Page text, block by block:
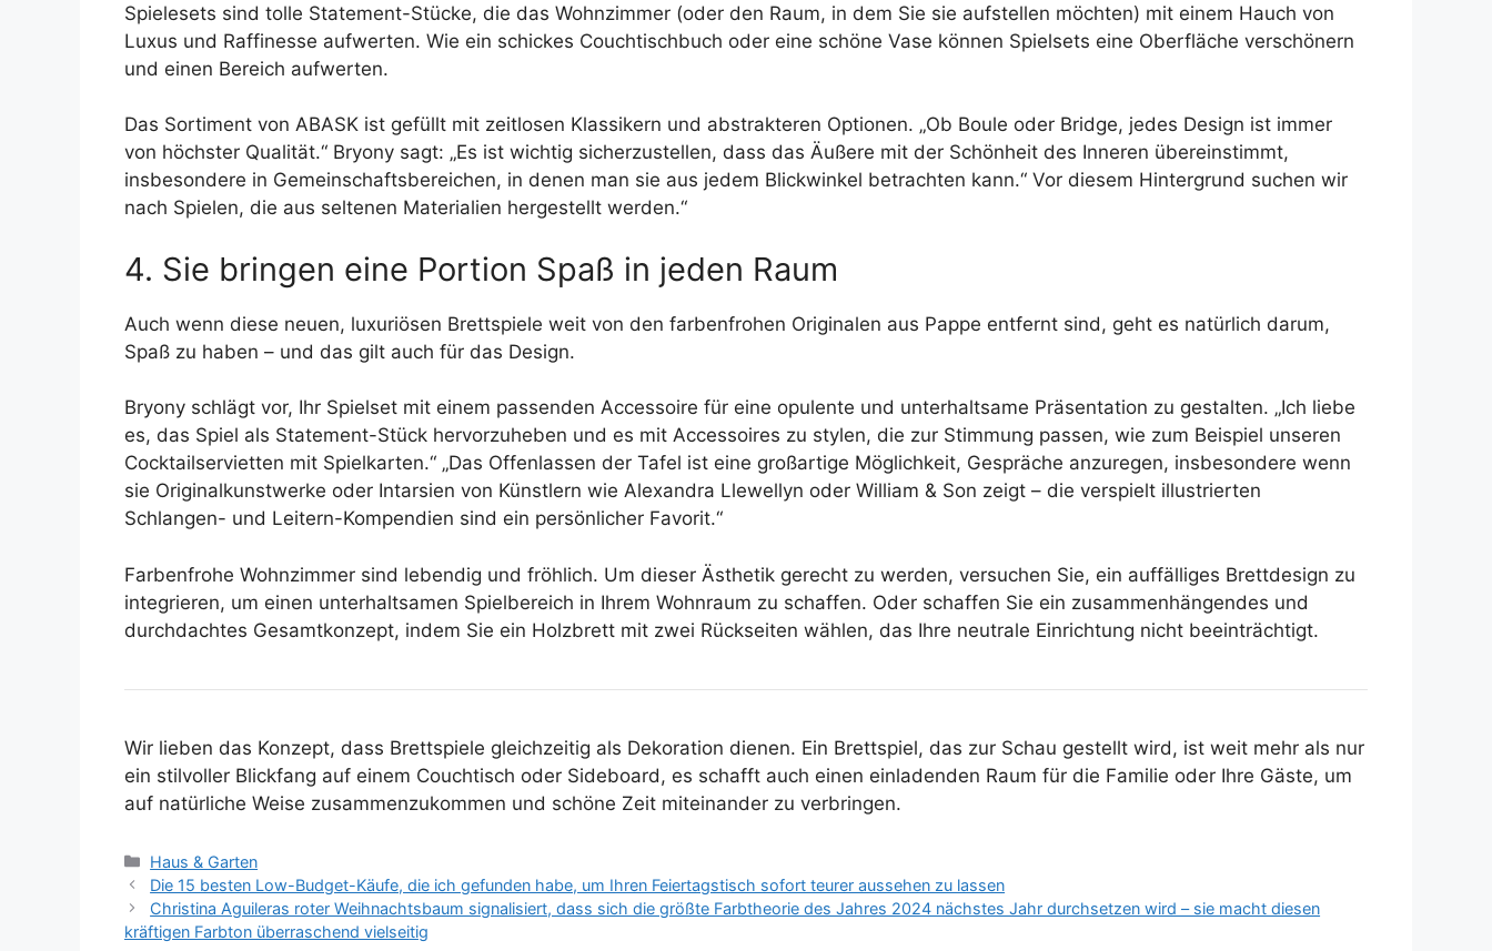
Spielesets sind tolle Statement-Stücke, die das Wohnzimmer (oder den Raum, in dem Sie sie aufstellen möchten) mit einem Hauch von
Luxus und Raffinesse aufwerten. Wie ein schickes Couchtischbuch oder eine schöne Vase können Spielsets eine Oberfläche verschönern
und einen Bereich aufwerten.
Das Sortiment von ABASK ist gefüllt mit zeitlosen Klassikern und abstrakteren Optionen. „Ob Boule oder Bridge, jedes Design ist immer
von höchster Qualität.“ Bryony sagt: „Es ist wichtig sicherzustellen, dass das Äußere mit der Schönheit des Inneren übereinstimmt,
insbesondere in Gemeinschaftsbereichen, in denen man sie aus jedem Blickwinkel betrachten kann.“ Vor diesem Hintergrund suchen wir
nach Spielen, die aus seltenen Materialien hergestellt werden.“
4. Sie bringen eine Portion Spaß in jeden Raum
Auch wenn diese neuen, luxuriösen Brettspiele weit von den farbenfrohen Originalen aus Pappe entfernt sind, geht es natürlich darum,
Spaß zu haben – und das gilt auch für das Design.
Bryony schlägt vor, Ihr Spielset mit einem passenden Accessoire für eine opulente und unterhaltsame Präsentation zu gestalten. „Ich liebe
es, das Spiel als Statement-Stück hervorzuheben und es mit Accessoires zu stylen, die zur Stimmung passen, wie zum Beispiel unseren
Cocktailservietten mit Spielkarten.“ „Das Offenlassen der Tafel ist eine großartige Möglichkeit, Gespräche anzuregen, insbesondere wenn
sie Originalkunstwerke oder Intarsien von Künstlern wie Alexandra Llewellyn oder William & Son zeigt – die verspielt illustrierten
Schlangen- und Leitern-Kompendien sind ein persönlicher Favorit.“
Farbenfrohe Wohnzimmer sind lebendig und fröhlich. Um dieser Ästhetik gerecht zu werden, versuchen Sie, ein auffälliges Brettdesign zu
integrieren, um einen unterhaltsamen Spielbereich in Ihrem Wohnraum zu schaffen. Oder schaffen Sie ein zusammenhängendes und
durchdachtes Gesamtkonzept, indem Sie ein Holzbrett mit zwei Rückseiten wählen, das Ihre neutrale Einrichtung nicht beeinträchtigt.
Wir lieben das Konzept, dass Brettspiele gleichzeitig als Dekoration dienen. Ein Brettspiel, das zur Schau gestellt wird, ist weit mehr als nur
ein stilvoller Blickfang auf einem Couchtisch oder Sideboard, es schafft auch einen einladenden Raum für die Familie oder Ihre Gäste, um
auf natürliche Weise zusammenzukommen und schöne Zeit miteinander zu verbringen.
Kategorien
Haus & Garten
Die 15 besten Low-Budget-Käufe, die ich gefunden habe, um Ihren Feiertagstisch sofort teurer aussehen zu lassen
Christina Aguileras roter Weihnachtsbaum signalisiert, dass sich die größte Farbtheorie des Jahres 2024 nächstes Jahr durchsetzen wird – sie macht diesen
kräftigen Farbton überraschend vielseitig